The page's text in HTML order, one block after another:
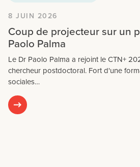
8 JUIN 2026
Coup de projecteur sur un
Paolo Palma
Le Dr Paolo Palma a rejoint le CTN+
chercheur postdoctoral. Fort d'une
sociales…